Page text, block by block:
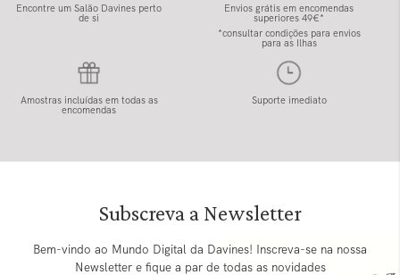
Encontre um Salão Davines perto
de si
Envios grátis em encomendas
superiores 49€*
*consultar condições para envios
para as Ilhas
Amostras incluídas em todas as
encomendas
Suporte imediato
Subscreva a Newsletter
Bem-vindo ao Mundo Digital da Davines! Inscreva-se na nossa
Newsletter e fique a par de todas as novidades